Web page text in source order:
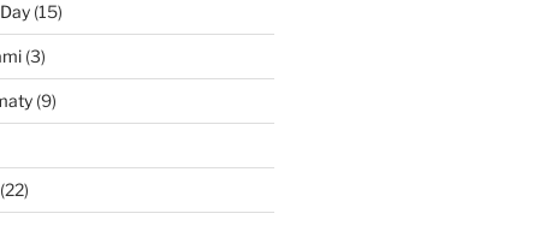
(15)
(3)
(9)